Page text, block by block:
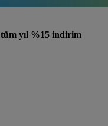
tüm yıl %15 indirim